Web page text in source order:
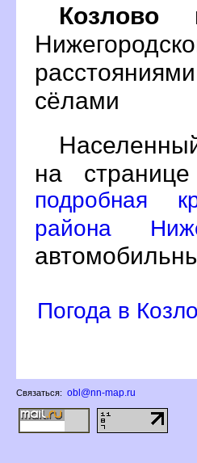
Козлово
сёлами
на странице
подробная
района
Погода в
Связаться: obl@nn-map.ru